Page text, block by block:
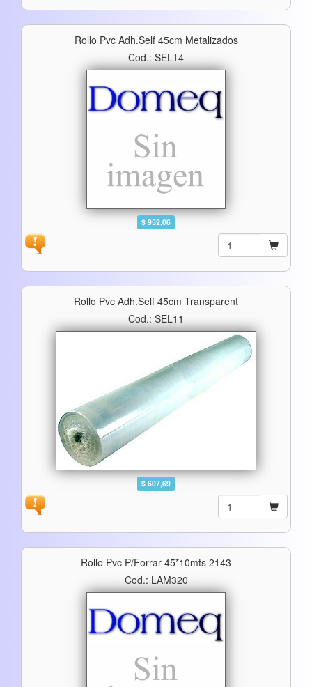
Rollo Pvc Adh.self 45cm Metalizados
Cod.: SEL14
$ 952,06
Rollo Pvc Adh.self 45cm Transparent
Cod.: SEL11
$ 607,69
Rollo Pvc P/forrar 45*10mts 2143
Cod.: LAM320